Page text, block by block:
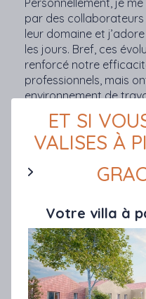
par des
leur domaine et
les jours. Bref, ces
renforcé notre
professionnels, mais
environnement de
respectueux.
DE SOCIÉTÉ
VOS
Nos partenaires ont
d’enthousiasme. Ce
ET SI
VALISES À
Votre villa à